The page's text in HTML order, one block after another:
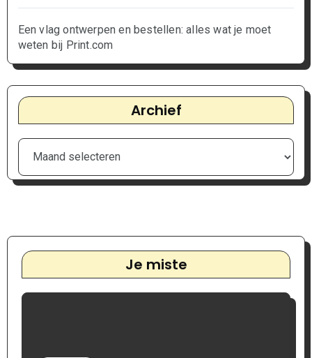
Een vlag ontwerpen en bestellen: alles wat je moet
weten bij Print.com
Archief
Je miste